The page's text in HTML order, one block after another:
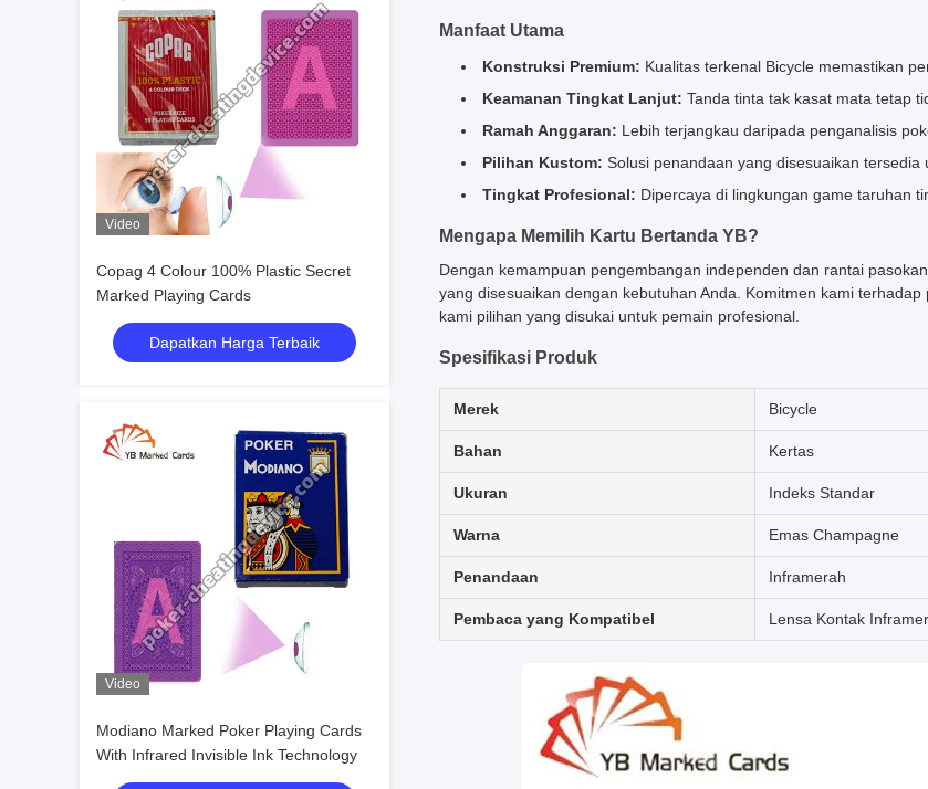
Video
Copag 4 Colour 100% Plastic Secret
Marked Playing Cards
Dapatkan Harga Terbaik
Video
Modiano Marked Poker Playing Cards
With Infrared Invisible Ink Technology
Manfaat Utama
Konstruksi Premium: Kualitas terkenal Bicycle memastikan
Keamanan Tingkat Lanjut: Tanda tinta tak kasat mata tetap
Ramah Anggaran: Lebih terjangkau daripada penganalisis
Pilihan Kustom: Solusi penandaan yang disesuaikan tersedia
Tingkat Profesional: Dipercaya di lingkungan game taruhan
Mengapa Memilih Kartu Bertanda YB?
Dengan kemampuan pengembangan independen dan rantai
yang disesuaikan dengan kebutuhan Anda. Komitmen kami
kami pilihan yang disukai untuk pemain profesional.
Spesifikasi Produk
Merek Bicycle
Bahan Kertas
Ukuran Indeks Standar
Warna Emas Champagne
Penandaan Inframerah
Pembaca yang Kompatibel Lensa Kontak